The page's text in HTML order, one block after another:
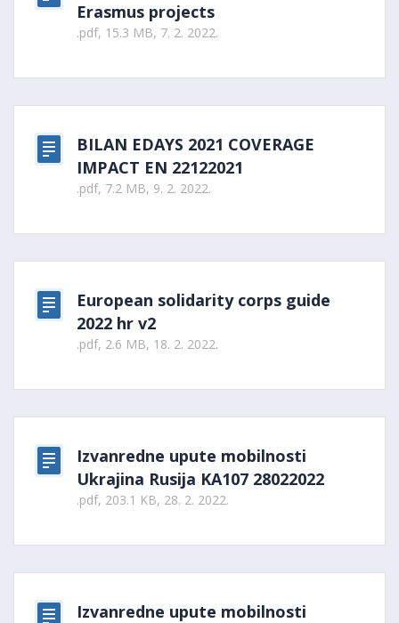
Erasmus projects
.pdf, 15.3 MB, 7. 2. 2022.
BILAN EDAYS 2021 COVERAGE
IMPACT EN 22122021
.pdf, 7.2 MB, 9. 2. 2022.
European solidarity corps guide
2022 hr v2
.pdf, 2.6 MB, 18. 2. 2022.
Izvanredne upute mobilnosti
Ukrajina Rusija KA107 28022022
.pdf, 203.1 KB, 28. 2. 2022.
Izvanredne upute mobilnosti